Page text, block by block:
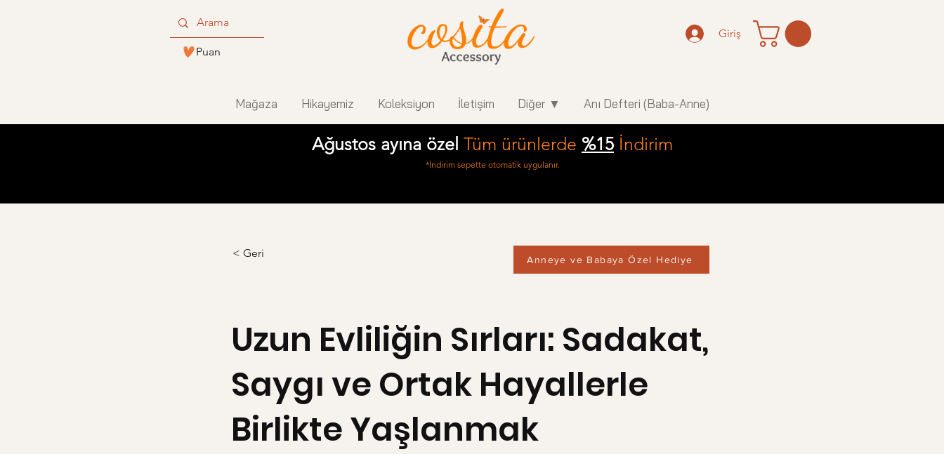
Puan
Giriş
Mağaza Hikayemiz Koleksiyon İletişim Diğer ▼ Anı Defteri (Baba-Anne)
Ağustos ayına özel Tüm ürünlerde %15 İndirim
*İndirim sepette otomatik uygulanır.
< Geri Anneye ve Babaya Özel Hediye
Uzun Evliliğin Sırları: Sadakat,
Saygı ve Ortak Hayallerle
Birlikte Yaşlanmak